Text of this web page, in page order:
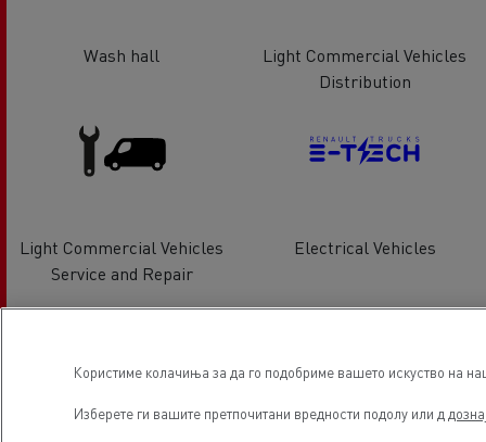
Wash hall
Light Commercial Vehicles
Distribution
Light Commercial Vehicles
Service and Repair
Electrical Vehicles
Користиме колачиња за да го подобриме вашето искуство на
Изберете ги вашите претпочитани вредности подолу или д